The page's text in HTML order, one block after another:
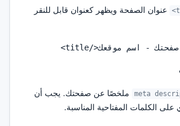
عنوان الصفحة ويظهر كعنوان قابل للنقر
meta
ملخصًا عن صفحتك. يجب أن
على الكلمات المفتاحية المناسبة.